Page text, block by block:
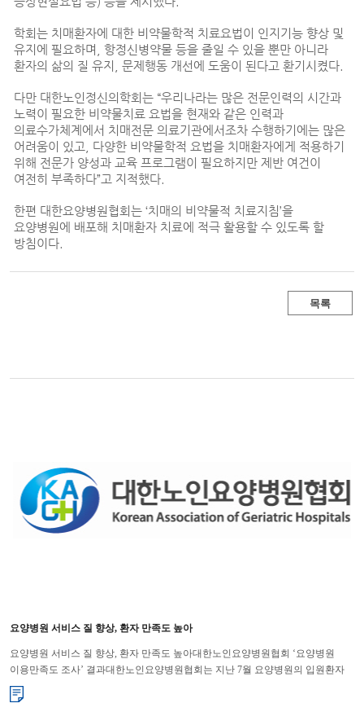
학회는 치매환자에 대한 비약물학적 치료요법이 인지기능 향상 및
유지에 필요하며, 항정신병약물 등을 줄일 수 있을 뿐만 아니라
환자의 삶의 질 유지, 문제행동 개선에 도움이 된다고 환기시켰다.
다만 대한노인정신의학회는 “우리나라는 많은 전문인력의 시간과
노력이 필요한 비약물치료 요법을 현재와 같은 인력과
의료수가체계에서 치매전문 의료기관에서조차 수행하기에는 많은
어려움이 있고, 다양한 비약물학적 요법을 치매환자에게 적용하기
위해 전문가 양성과 교육 프로그램이 필요하지만 제반 여건이
여전히 부족하다”고 지적했다.
한편 대한요양병원협회는 ‘치매의 비약물적 치료지침’을
요양병원에 배포해 치매환자 치료에 적극 활용할 수 있도록 할
방침이다.
목록
요양병원 서비스 질 향상, 환자 만족도 높아
요양병원 서비스 질 향상, 환자 만족도 높아대한노인요양병원협회 ‘요양병원
이용만족도 조사’ 결과대한노인요양병원협회는 지난 7월 요양병원의 입원환자
및 보호자를 대상으로 17개 문항에 걸쳐 만족도 조사를 하였다. 요...